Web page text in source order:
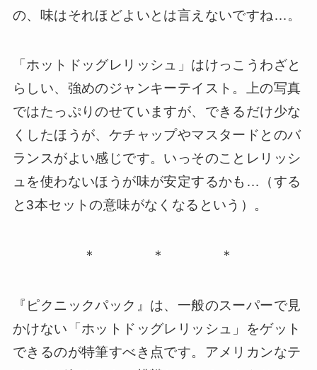
の、味はそれほどよいとは言えないですね…。
「ホットドッグレリッシュ」はけっこうわざと
らしい、強めのジャンキーテイスト。上の写真
ではたっぷりのせていますが、できるだけ少な
くしたほうが、ケチャップやマスタードとのバ
ランスがよい感じです。いっそのことレリッシ
ュを使わないほうが味が安定するかも…（する
と3本セットの意味がなくなるという）。
＊ ＊ ＊
『ピクニックパック』は、一般のスーパーで見
かけない「ホットドッグレリッシュ」をゲット
できるのが特筆すべき点です。アメリカンなテ